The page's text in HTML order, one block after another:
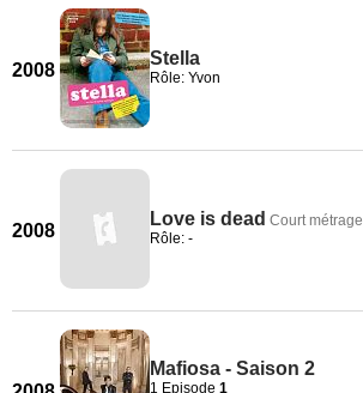
2008
Stella
Rôle: Yvon
2008
Love is dead Court métrage
Rôle: -
Mafiosa - Saison 2
1 Episode 1